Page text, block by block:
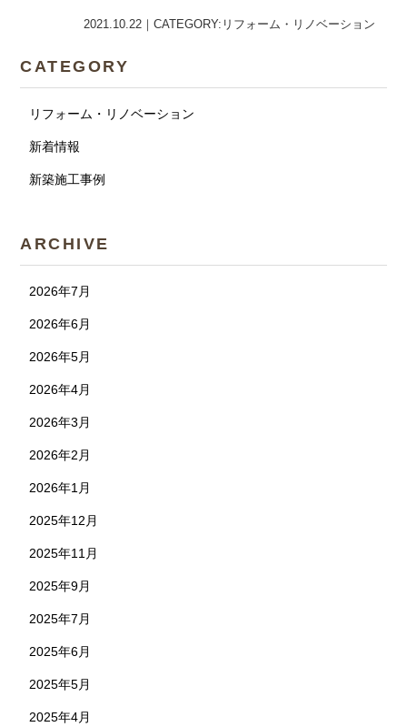
2021.10.22｜CATEGORY:リフォーム・リノベーション
CATEGORY
リフォーム・リノベーション
新着情報
新築施工事例
ARCHIVE
2026年7月
2026年6月
2026年5月
2026年4月
2026年3月
2026年2月
2026年1月
2025年12月
2025年11月
2025年9月
2025年7月
2025年6月
2025年5月
2025年4月